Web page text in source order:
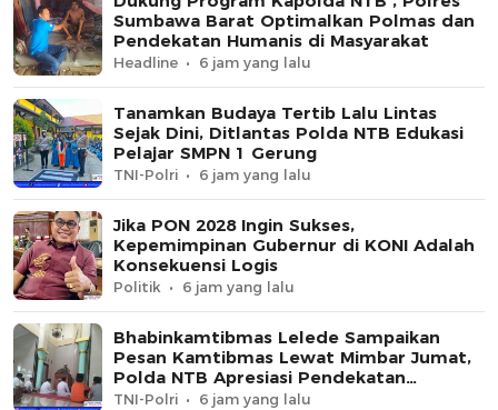
Sumbawa Barat Optimalkan Polmas dan
Pendekatan Humanis di Masyarakat
Headline 6 jam yang lalu
Tanamkan Budaya Tertib Lalu Lintas
Sejak Dini, Ditlantas Polda NTB Edukasi
Pelajar SMPN 1 Gerung
TNI-Polri 6 jam yang lalu
Jika PON 2028 Ingin Sukses,
Kepemimpinan Gubernur di KONI Adalah
Konsekuensi Logis
Politik 6 jam yang lalu
Bhabinkamtibmas Lelede Sampaikan
Pesan Kamtibmas Lewat Mimbar Jumat,
Polda NTB Apresiasi Pendekatan
Keagamaan
TNI-Polri 6 jam yang lalu